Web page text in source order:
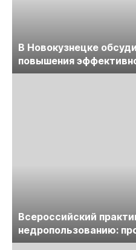
В Новокузнецке
повышения
предприятий
Всероссийский
недропользованию:
лицензирования,